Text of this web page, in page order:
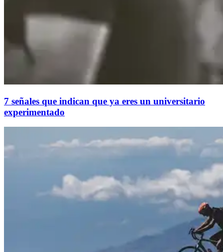
7 señales que indican que ya eres un universitario
experimentado